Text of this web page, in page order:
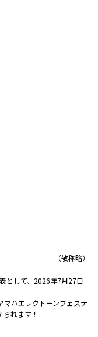
（敬称略）
として、2026年7月27日
ハエレクトーンフェステ
れます！